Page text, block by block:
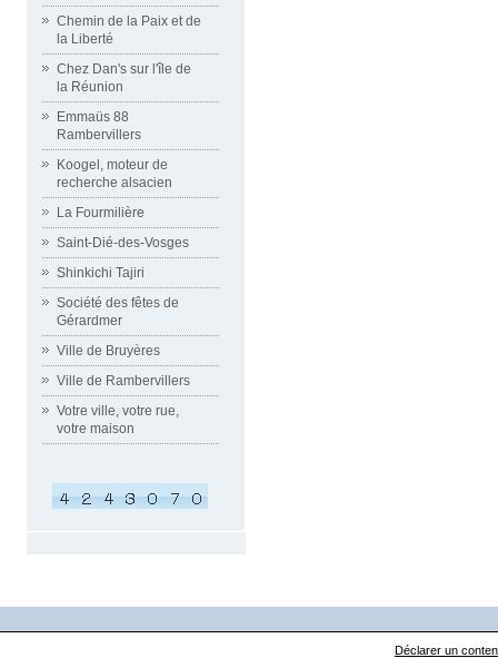
Chemin de la Paix et de
la Liberté
Chez Dan's sur l'île de
la Réunion
Emmaüs 88
Rambervillers
Koogel, moteur de
recherche alsacien
La Fourmilière
Saint-Dié-des-Vosges
Shinkichi Tajiri
Société des fêtes de
Gérardmer
Ville de Bruyères
Ville de Rambervillers
Votre ville, votre rue,
votre maison
Déclarer un